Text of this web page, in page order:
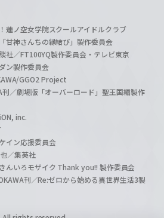
蓮ノ空女学院スクールアイドルクラブ
甘神さんちの縁結び」製作委員会
社／FT100YQ製作委員会・テレビ東京
ン製作委員会
GGO2 Project
／劇場版「オーバーロード」聖王国編製作
inc.
イン応援委員会
／集英社
んいろモザイク Thank you!! 製作委員会
刊／Re:ゼロから始める異世界生活3製